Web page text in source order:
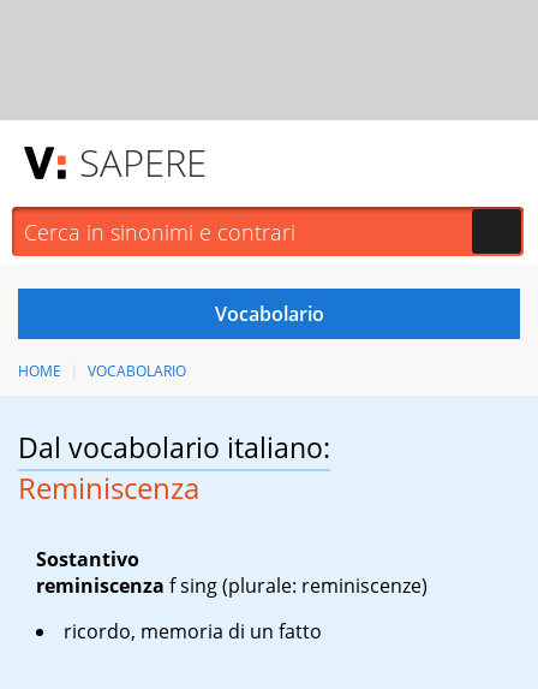
SAPERE
HOME VOCABOLARIO
Dal vocabolario italiano:
Reminiscenza
Sostantivo
reminiscenza f sing(plurale: reminiscenze)
ricordo, memoria di un fatto